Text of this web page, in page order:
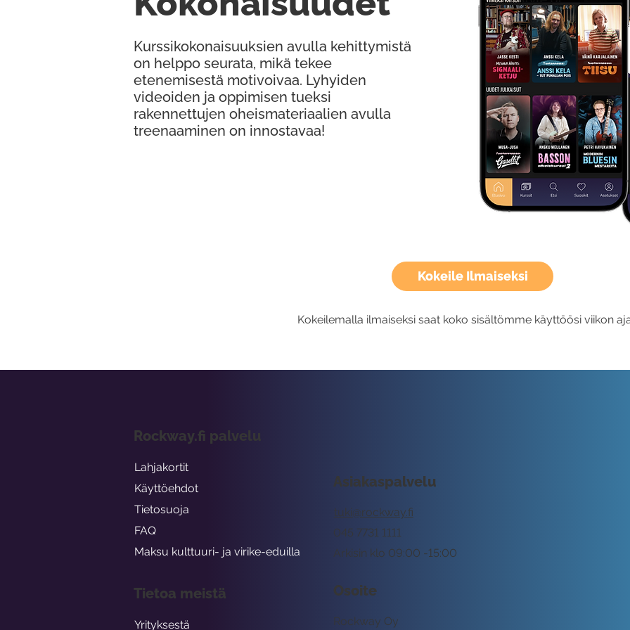
Kokeile Ilmaiseksi
Kokeilemalla ilmaiseksi saat koko sisältömme käyttöösi viikon
Kurssikokonaisuuksien avulla kehittymistä
on helppo seurata, mikä tekee
etenemisestä motivoivaa. Lyhyiden
videoiden ja oppimisen tueksi
rakennettujen oheismateriaalien avulla
treenaaminen on innostavaa!
Asiakaspalvelu
tuki@rockway.fi
Arkisin klo 09:00 -15:00
045 7731 1111
Osoite
Rockway Oy
Rockway.fi palvelu
Lahjakortit
Käyttöehdot
Tietosuoja
FAQ
Maksu kulttuuri- ja virike-eduilla
Tietoa meistä
Yrityksestä